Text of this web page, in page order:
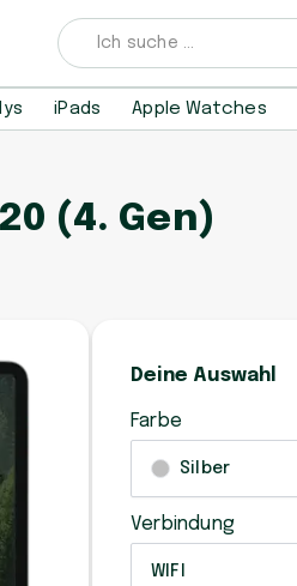
iPads Apple Watches
(4. Gen)
Deine Auswahl
Farbe
Silber
Verbindung
WIFI